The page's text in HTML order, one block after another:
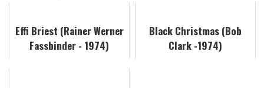
Effi Briest (Rainer Werner
Fassbinder - 1974)
Black Christmas (Bob
Clark -1974)